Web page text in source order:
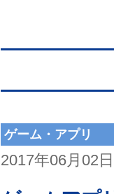
ゲーム・アプリ
2017年06月02日